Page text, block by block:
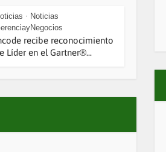
• Noticias
recibe reconocimiento
Líder en el Gartner®...